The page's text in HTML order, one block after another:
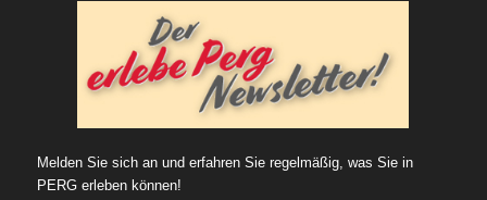
Melden Sie sich an und erfahren Sie regelmäßig, was Sie in
PERG erleben können!